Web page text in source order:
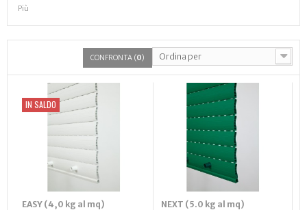
Più
Ordina per
CONFRONTA (0)
IN SALDO
EASY (4,0 kg al mq) NEXT (5.0 kg al mq)